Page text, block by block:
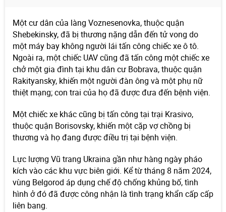
Một cư dân của làng Voznesenovka, thuộc quận
Shebekinsky, đã bị thương nặng dẫn đến tử vong do
một máy bay không người lái tấn công chiếc xe ô tô.
Ngoài ra, một chiếc UAV cũng đã tấn công một chiếc xe
chở một gia đình tại khu dân cư Bobrava, thuộc quận
Rakityansky, khiến một người đàn ông và một phụ nữ
thiệt mạng; con trai của họ đã được đưa đến bệnh viện.
Một chiếc xe khác cũng bị tấn công tại trại Krasivo,
thuộc quận Borisovsky, khiến một cặp vợ chồng bị
thương và họ đang được điều trị tại bệnh viện.
Lực lượng Vũ trang Ukraina gần như hàng ngày pháo
kích vào các khu vực biên giới. Kể từ tháng 8 năm 2024,
vùng Belgorod áp dụng chế độ chống khủng bố, tình
hình ở đó đã được công nhận là tình trạng khẩn cấp cấp
liên bang.